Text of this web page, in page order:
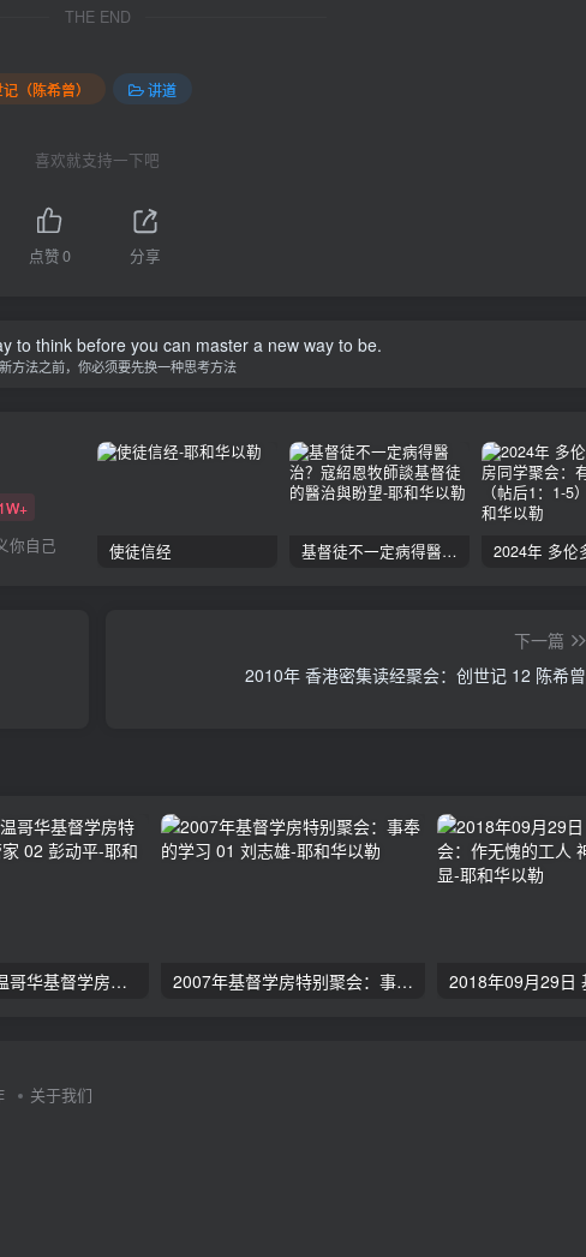
THE END
（陈希曾） 讲道
喜欢就支持一下吧
点赞0 分享
to think before you can master a new way to be.
方法之前，你必须要先换一种思考方法
你自己 使徒信经 基督徒不一定病得醫治？寇紹恩牧師談基督徒的醫治與盼望
下一篇
2010年 香港密集读经聚会：创世记 12 陈希曾
2024年11月 温哥华基督学房特会：有见识的管家 02 彭动平 2007年基督学房特别聚会：事奉的学习 01 刘志雄
关于我们